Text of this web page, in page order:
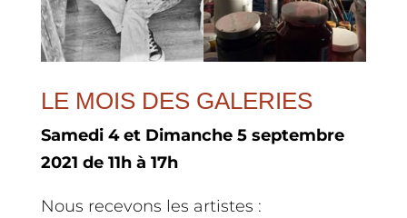
LE MOIS DES GALERIES
Samedi 4 et Dimanche 5 septembre
2021 de 11h à 17h
Nous recevons les artistes :